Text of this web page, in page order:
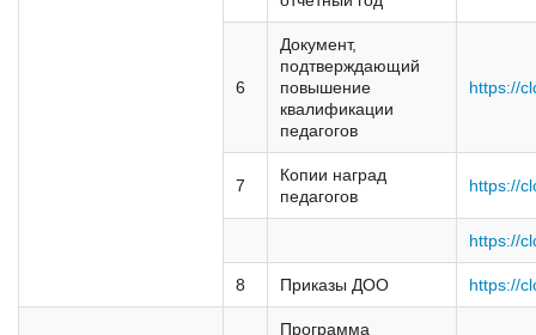
6
Документ,
подтверждающий
повышение
квалификации
педагогов
https://
7
Копии наград
педагогов
https://
https://
8 Приказы ДОО https://
Программа